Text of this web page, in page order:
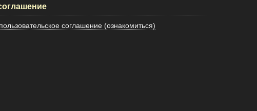
соглашение (ознакомиться)